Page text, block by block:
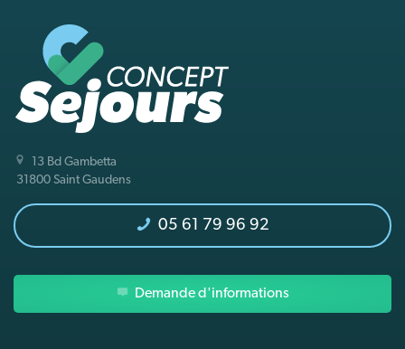
13 Bd Gambetta
31800 Saint Gaudens
05 61 79 96 92
Demande d'informations